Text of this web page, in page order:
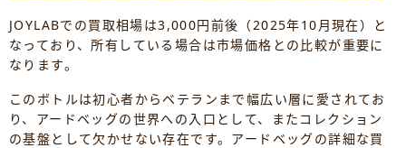
JOYLABでの買取相場は3,000円前後（2025年10月現在）と
なっており、所有している場合は市場価格との比較が重要に
なります。
このボトルは初心者からベテランまで幅広い層に愛されてお
り、アードベッグの世界への入口として、またコレクション
の基盤として欠かせない存在です。アードベッグの詳細な買